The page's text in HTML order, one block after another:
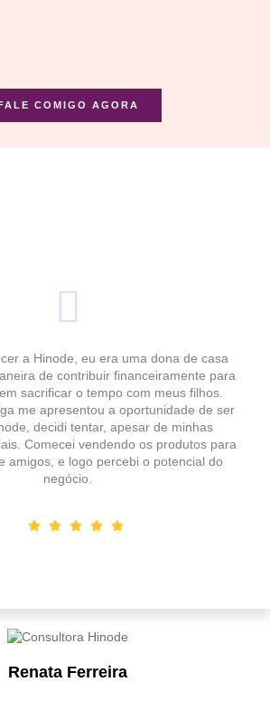
COMIGO AGORA
Renata Ferreira
a Hinode, eu era uma dona de casa
de contribuir financeiramente para
sacrificar o tempo com meus filhos.
me apresentou a oportunidade de ser
decidi tentar, apesar de minhas
Comecei vendendo os produtos para
amigos, e logo percebi o potencial do
negócio.